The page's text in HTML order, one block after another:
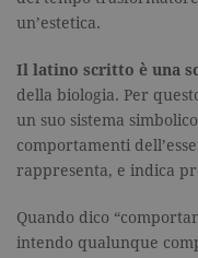
un’estetica.
Il latino scritto è una
della biologia. Per
un suo sistema
comportamenti
rappresenta, e indica
Quando dico
intendo qualunque